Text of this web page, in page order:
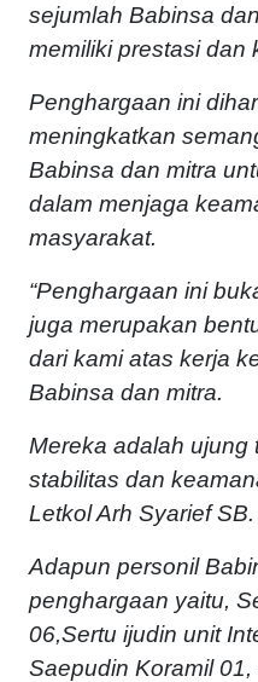
sejumlah Babinsa
memiliki prestasi dan
Penghargaan ini
meningkatkan
Babinsa dan mitra
dalam menjaga
masyarakat.
“Penghargaan ini
juga merupakan
dari kami atas kerja
Babinsa dan mitra.
Mereka adalah ujung
stabilitas dan
Letkol Arh Syarief
Adapun personil
penghargaan yaitu,
06,Sertu ijudin unit
Saepudin Koramil